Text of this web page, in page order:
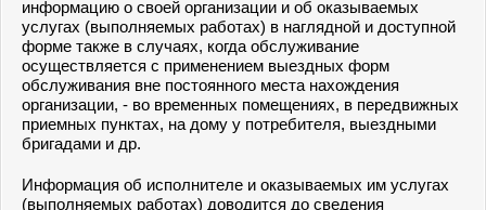
информацию о своей организации и об оказываемых
услугах (выполняемых работах) в наглядной и доступной
форме также в случаях, когда обслуживание
осуществляется с применением выездных форм
обслуживания вне постоянного места нахождения
организации, - во временных помещениях, в передвижных
приемных пунктах, на дому у потребителя, выездными
бригадами и др.
Информация об исполнителе и оказываемых им услугах
(выполняемых работах) доводится до сведения